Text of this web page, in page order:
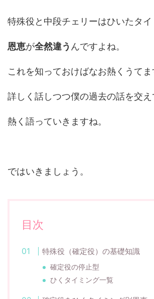
特殊役と中段チェリーはひいたタ
恩恵が全然違う んですよね。
これを知っておけばなお熱くうて
詳しく話しつつ僕の過去の話を交え
熱く語っていきますね。
ではいきましょう。
目次
特殊役（確定役）の基礎知識
確定役の停止型
ひくタイミング一覧